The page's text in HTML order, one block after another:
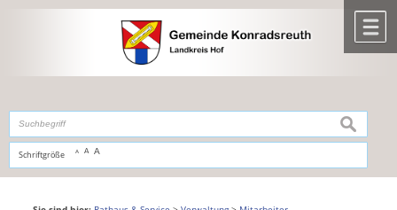
,zur Navigationoderzur Startseitespringen.
Schriftgröße A A A
suchen